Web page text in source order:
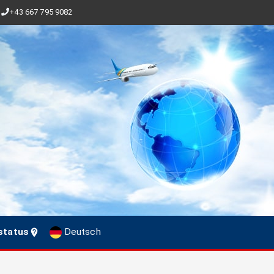
+43 667 795 9082
Deutsch